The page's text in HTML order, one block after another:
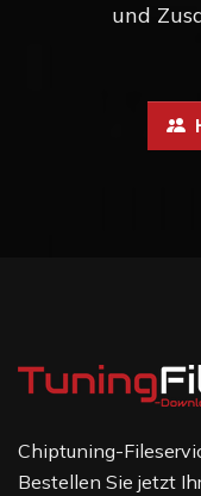
und
Chiptuning-
Bestellen Sie jetzt